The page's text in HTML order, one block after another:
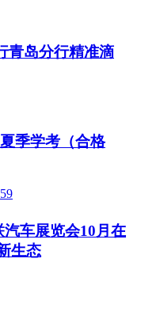
青岛分行精准滴
季学考（合格
车展览会10月在
生态